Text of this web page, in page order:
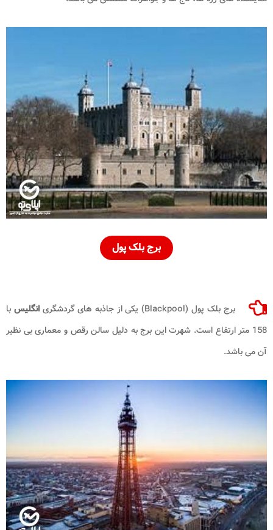
برج بلک پول
برج بلک پول (Blackpool) یکی از جاذبه ‌های گردشگری انگلیس با
158 متر ارتفاع است. شهرت این برج به دلیل سالن رقص و معماری بی نظیر
آن می باشد.